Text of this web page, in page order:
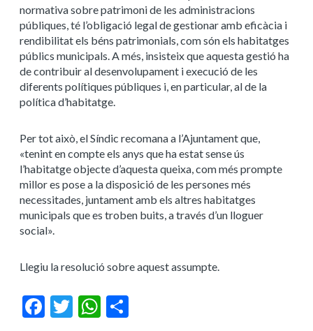
normativa sobre patrimoni de les administracions
públiques, té l’obligació legal de gestionar amb eficàcia i
rendibilitat els béns patrimonials, com són els habitatges
públics municipals. A més, insisteix que aquesta gestió ha
de contribuir al desenvolupament i execució de les
diferents polítiques públiques i, en particular, al de la
política d’habitatge.
Per tot això, el Síndic recomana a l’Ajuntament que,
«tenint en compte els anys que ha estat sense ús
l’habitatge objecte d’aquesta queixa, com més prompte
millor es pose a la disposició de les persones més
necessitades, juntament amb els altres habitatges
municipals que es troben buits, a través d’un lloguer
social».
Llegiu la resolució sobre aquest assumpte.
Facebook
Twitter WhatsApp